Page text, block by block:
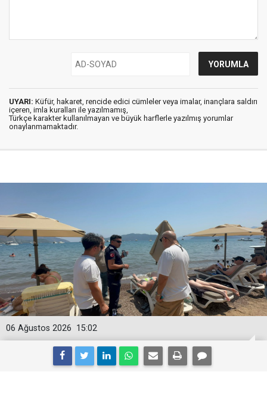
UYARI: Küfür, hakaret, rencide edici cümleler veya imalar, inançlara saldırı
içeren, imla kuralları ile yazılmamış,
Türkçe karakter kullanılmayan ve büyük harflerle yazılmış yorumlar
onaylanmamaktadır.
15:02
06 Ağustos 2026